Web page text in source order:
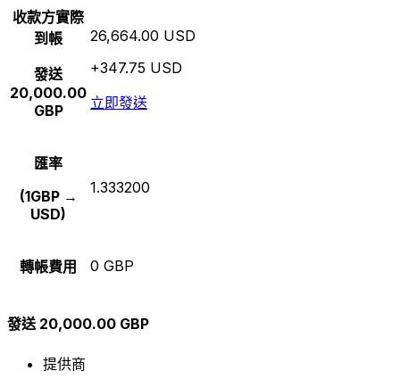
收款方實際
到帳
發送
20,000.00
GBP
26,664.00 USD
+347.75 USD
立即發送
匯率
(1GBP →
USD)
1.333200
轉帳費用 0 GBP
發送 20,000.00 GBP
提供商